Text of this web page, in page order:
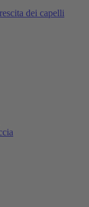
dei capelli